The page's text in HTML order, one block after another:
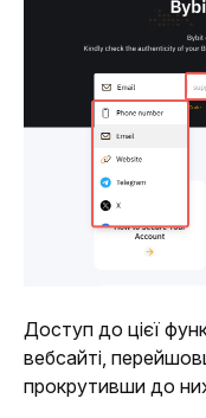
Доступ до цієї
вебсайті,
прокрутивши до